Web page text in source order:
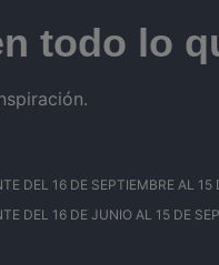
todo lo
DEL 16 DE SEPTIEMBRE
DEL 16 DE JUNIO AL 15 DE